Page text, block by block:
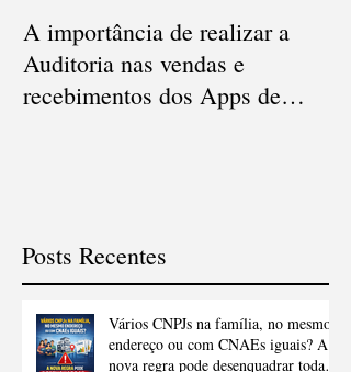
A importância de realizar a
Auditoria nas vendas e
recebimentos dos Apps de
Posts Recentes
Vários CNPJs na família, no mesmo
endereço ou com CNAEs iguais? A
nova regra pode desenquadrar todas